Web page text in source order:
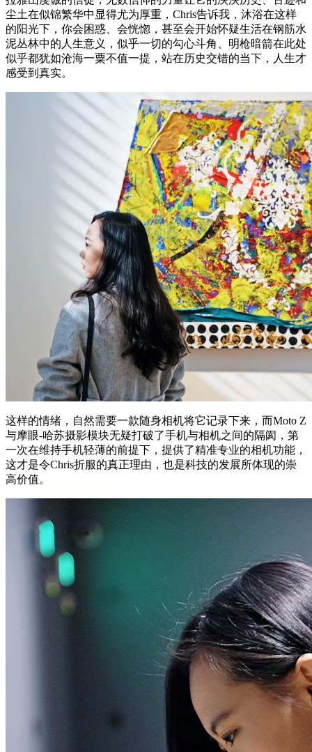
尘土在似锦繁华中显得尤为厚重，Chris告诉我，沐浴在这样
的阳光下，你会困惑、会恍惚，甚至会开始怀疑生活在钢筋水
泥丛林中的人生意义，似乎一切的勾心斗角、明枪暗箭在此处
似乎都犹如沧海一粟不值一提，站在历史交错的当下，人生才
感受到真实。
这样的情绪，自然需要一款随身相机将它记录下来，而Moto Z
与摩眼-哈苏摄影模块无疑打破了手机与相机之间的隔阂，第
一次在维持手机轻薄的前提下，提供了精准专业的相机功能，
这才是令Chris折服的真正理由，也是科技的发展所体现的崇
高价值。